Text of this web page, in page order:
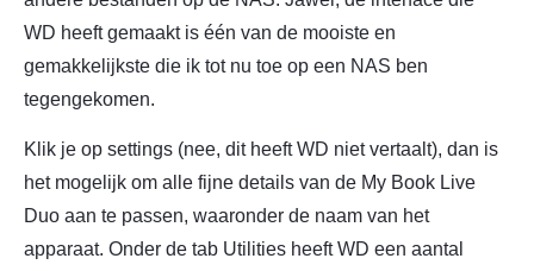
WD heeft gemaakt is één van de mooiste en
gemakkelijkste die ik tot nu toe op een NAS ben
tegengekomen.
Klik je op settings (nee, dit heeft WD niet vertaalt), dan is
het mogelijk om alle fijne details van de My Book Live
Duo aan te passen, waaronder de naam van het
apparaat. Onder de tab Utilities heeft WD een aantal